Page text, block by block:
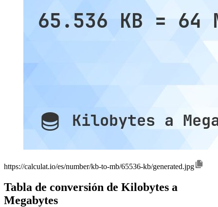
https://calculat.io/es/number/kb-to-mb/65536-kb/generated.jpg
Tabla de conversión de Kilobytes a
Megabytes